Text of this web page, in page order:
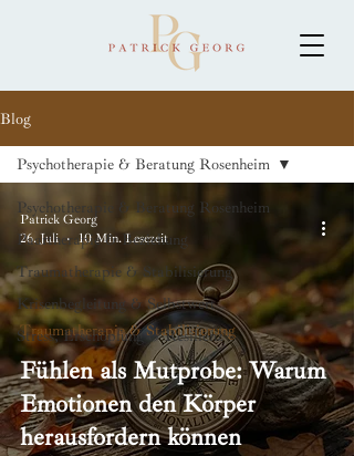
Blog
Psychotherapie & Beratung Rosenheim
Paartherapie & Beziehung
Traumatherapie & Stabilisierung
Krisenbegleitung & Selbstwert
Stress, Erschöpfung & Resilienz
Psychotherapie & Beratung Rosenheim
Fühlen als Mutprobe: Warum
Emotionen den Körper
herausfordern können
Traumatherapie & Stabilisierung
Patrick Georg
26. Juli
10 Min. Lesezeit